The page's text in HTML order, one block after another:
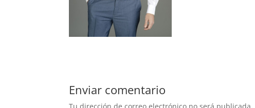
Enviar comentario
Tu dirección de correo electrónico no será publicada.